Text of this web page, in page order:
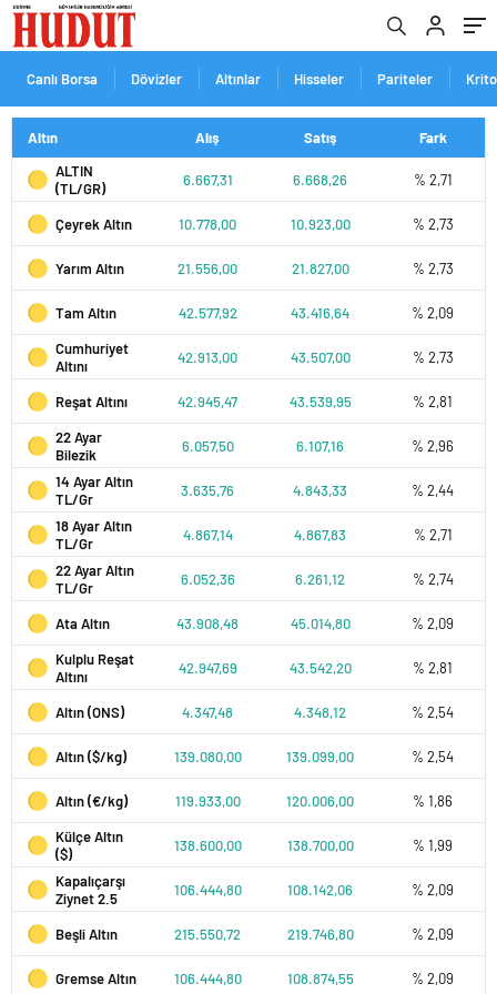
Canlı Borsa Dövizler Altınlar Hisseler Pariteler
Altın Alış Satış
Fark
ALTIN
(TL/GR)
6.667,31 6.668,26 % 2,71
Çeyrek Altın 10.778,00 10.923,00 % 2,73
Yarım Altın 21.556,00 21.827,00 % 2,73
Tam Altın 42.577,92 43.416,64
% 2,09
Cumhuriyet
Altını
42.913,00 43.507,00 % 2,73
Reşat Altını 42.945,47 43.539,95
% 2,81
22 Ayar
Bilezik
6.057,50 6.107,16
% 2,96
14 Ayar Altın
TL/Gr
3.635,76 4.843,33
% 2,44
18 Ayar Altın
TL/Gr
4.867,14 4.867,83
% 2,71
22 Ayar Altın
TL/Gr
6.052,36 6.261,12 % 2,74
Ata Altın 43.908,48 45.014,80
% 2,09
Kulplu Reşat
Altını
42.947,69 43.542,20 % 2,81
Altın (ONS) 4.347,48 4.348,12 % 2,54
Altın ($/kg) 139.080,00 139.099,00 % 2,54
Altın (€/kg) 119.933,00 120.006,00
% 1,86
Külçe Altın
($)
138.600,00 138.700,00
% 1,99
Kapalıçarşı
Ziynet 2.5
106.444,80 108.142,06 % 2,09
Beşli Altın 215.550,72 219.746,80 % 2,09
Gremse Altın 106.444,80 108.874,55 % 2,09